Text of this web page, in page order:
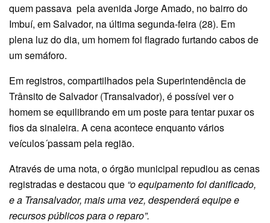
quem passava pela avenida Jorge Amado, no bairro do
Imbuí, em Salvador, na última segunda-feira (28). Em
plena luz do dia, um homem foi flagrado furtando cabos de
um semáforo.
Em registros, compartilhados pela Superintendência de
Trânsito de Salvador (Transalvador), é possível ver o
homem se equilibrando em um poste para tentar puxar os
fios da sinaleira. A cena acontece enquanto vários
veículos´passam pela região.
Através de uma nota, o órgão municipal repudiou as cenas
registradas e destacou que “o equipamento foi danificado,
e a Transalvador, mais uma vez, despenderá equipe e
recursos públicos para o reparo”.